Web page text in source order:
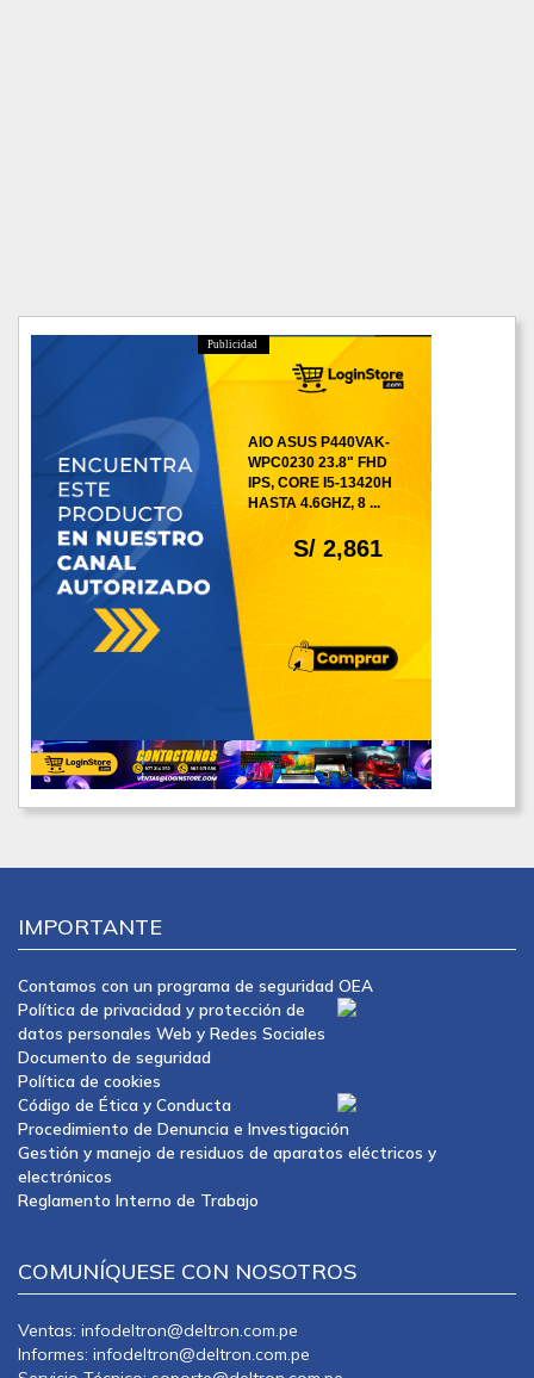
Publicidad
S/ 2,861
AIO ASUS P440VAK-
WPC0230 23.8" FHD
IPS, CORE I5-13420H
HASTA 4.6GHZ, 8 ...
IMPORTANTE
Contamos con un programa de seguridad OEA
Política de privacidad y protección de
datos personales Web y Redes Sociales
Documento de seguridad
Política de cookies
Código de Ética y Conducta
Procedimiento de Denuncia e Investigación
Gestión y manejo de residuos de aparatos eléctricos y
electrónicos
Reglamento Interno de Trabajo
COMUNÍQUESE CON NOSOTROS
Ventas: infodeltron@deltron.com.pe
Informes: infodeltron@deltron.com.pe